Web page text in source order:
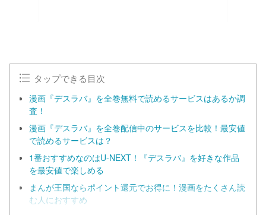
タップできる目次
漫画『デスラバ』を全巻無料で読めるサービスはあるか調
査！
漫画『デスラバ』を全巻配信中のサービスを比較！最安値
で読めるサービスは？
1番おすすめなのはU-NEXT！『デスラバ』を好きな作品
を最安値で楽しめる
まんが王国ならポイント還元でお得に！漫画をたくさん読
む人におすすめ